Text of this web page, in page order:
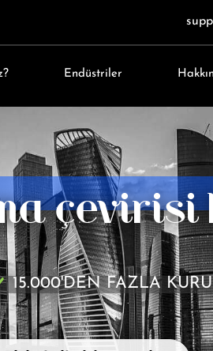
Endüstriler
çevirisi
15.000'DEN FAZLA